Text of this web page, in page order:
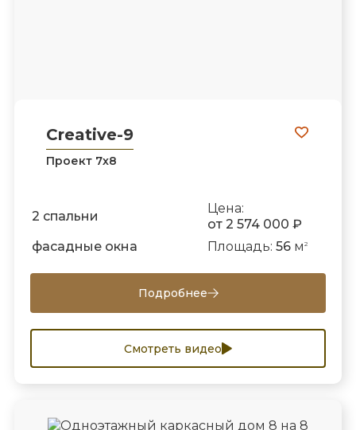
Creative-9
Проект 7х8
2 спальни
Цена:
от 2 574 000 ₽
фасадные окна
Площадь: 56м 2
Подробнее
Смотреть видео